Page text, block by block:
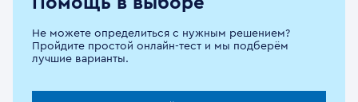
Не можете определиться с нужным решением?
Пройдите простой онлайн-тест и мы подберём
лучшие варианты.